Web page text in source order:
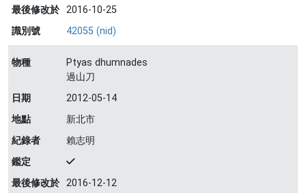
最後修改於 2016-10-25
識別號
42055 (nid)
物種
Ptyas dhumnades
過山刀
日期
2012-05-14
地點
新北市
紀錄者
賴志明
鑑定
最後修改於 2016-12-12